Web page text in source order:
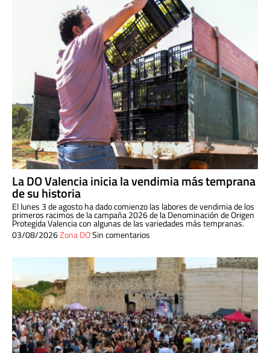
La DO Valencia inicia la vendimia más temprana
de su historia
El lunes 3 de agosto ha dado comienzo las labores de vendimia de los
primeros racimos de la campaña 2026 de la Denominación de Origen
Protegida Valencia con algunas de las variedades más tempranas.
03/08/2026Zona DOSin comentarios